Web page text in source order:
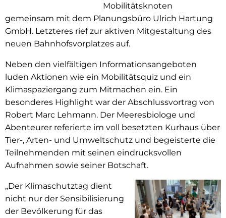
Mobilitätsknoten
gemeinsam mit dem Planungsbüro Ulrich Hartung
GmbH. Letzteres rief zur aktiven Mitgestaltung des
neuen Bahnhofsvorplatzes auf.
Neben den vielfältigen Informationsangeboten
luden Aktionen wie ein Mobilitätsquiz und ein
Klimaspaziergang zum Mitmachen ein. Ein
besonderes Highlight war der Abschlussvortrag von
Robert Marc Lehmann. Der Meeresbiologe und
Abenteurer referierte im voll besetzten Kurhaus über
Tier-, Arten- und Umweltschutz und begeisterte die
Teilnehmenden mit seinen eindrucksvollen
Aufnahmen sowie seiner Botschaft.
„Der Klimaschutztag dient
nicht nur der Sensibilisierung
der Bevölkerung für das